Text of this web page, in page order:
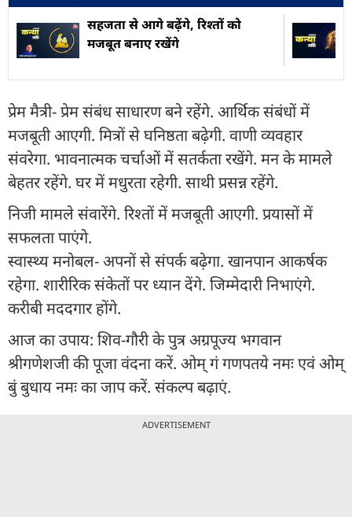
सहजता से आगे बढ़ेंगे, रिश्तों को
मजबूत बनाए रखेंगे
प्रेम मैत्री- प्रेम संबंध साधारण बने रहेंगे. आर्थिक संबंधों में
मजबूती आएगी. मित्रों से घनिष्ठता बढ़ेगी. वाणी व्यवहार
संवरेगा. भावनात्मक चर्चाओं में सतर्कता रखेंगे. मन के मामले
बेहतर रहेंगे. घर में मधुरता रहेगी. साथी प्रसन्न रहेंगे.
निजी मामले संवारेंगे. रिश्तों में मजबूती आएगी. प्रयासों में
सफलता पाएंगे.
स्वास्थ्य मनोबल- अपनों से संपर्क बढ़ेगा. खानपान आकर्षक
रहेगा. शारीरिक संकेतों पर ध्यान देंगे. जिम्मेदारी निभाएंगे.
करीबी मददगार होंगे.
आज का उपाय: शिव-गौरी के पुत्र अग्रपूज्य भगवान
श्रीगणेशजी की पूजा वंदना करें. ओम् गं गणपतये नमः एवं ओम्
बुं बुधाय नमः का जाप करें. संकल्प बढ़ाएं.
ADVERTISEMENT